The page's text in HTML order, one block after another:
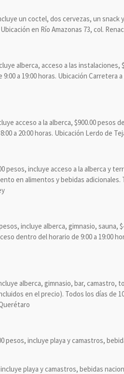
un coctel, dos cervezas, un snack
en Río Amazonas 73, col.
alberca, acceso a las
a 19:00 horas. Ubicación Carretera
acceso a la alberca, $900.00 pesos
a 20:00 horas. Ubicación Lerdo de
pesos, incluye acceso a la alberca y
en alimentos y bebidas adicionales.
incluye alberca, gimnasio, sauna,
dentro del horario de 9:00 a 19:00
alberca, gimnasio, bar, camastro,
en el precio). Todos los días de
pesos, incluye playa y camastros,
playa y camastros, bebidas